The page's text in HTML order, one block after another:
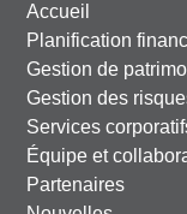
Accueil
Planification
Gestion de
Gestion des
Services
Équipe et
Partenaires